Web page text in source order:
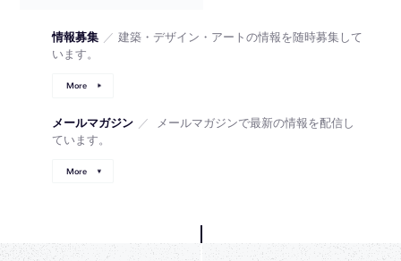
情報募集 ／ 建築・デザイン・アートの情報を随時募集して
います。
More
メールマガジン ／
メールマガジンで最新の情報を配信し
ています。
More